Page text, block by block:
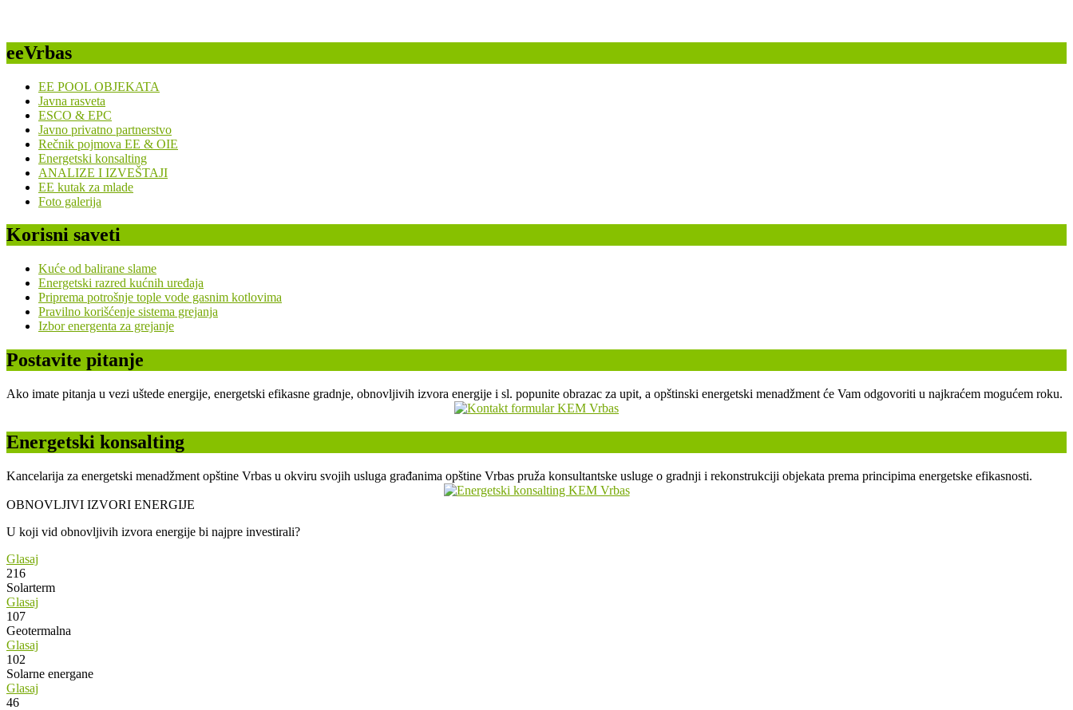
eeVrbas
EE POOL OBJEKATA
Javna rasveta
ESCO & EPC
Javno privatno partnerstvo
Rečnik pojmova EE & OIE
Energetski konsalting
ANALIZE I IZVEŠTAJI
EE kutak za mlade
Foto galerija
Korisni saveti
Kuće od balirane slame
Energetski razred kućnih uređaja
Priprema potrošnje tople vode gasnim kotlovima
Pravilno korišćenje sistema grejanja
Izbor energenta za grejanje
Postavite pitanje
Ako imate pitanja u vezi uštede energije, energetski efikasne gradnje, obnovljivih izvora energije i sl. popunite obrazac za upit, a opštinski energetski menadžment će Vam odgovoriti u najkraćem mogućem roku.
Energetski konsalting
Kancelarija za energetski menadžment opštine Vrbas u okviru svojih usluga građanima opštine Vrbas pruža konsultantske usluge o gradnji i rekonstrukciji objekata prema principima energetske efikasnosti.
OBNOVLJIVI IZVORI ENERGIJE
U koji vid obnovljivih izvora energije bi najpre investirali?
Glasaj
216
Solarterm
Glasaj
107
Geotermalna
Glasaj
102
Solarne energane
Glasaj
46